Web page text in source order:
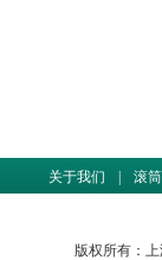
关于我们 滚
版权所有： 上